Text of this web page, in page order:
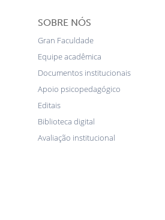
SOBRE NÓS
Gran Faculdade
Equipe acadêmica
Documentos institucionais
Apoio psicopedagógico
Editais
Biblioteca digital
Avaliação institucional